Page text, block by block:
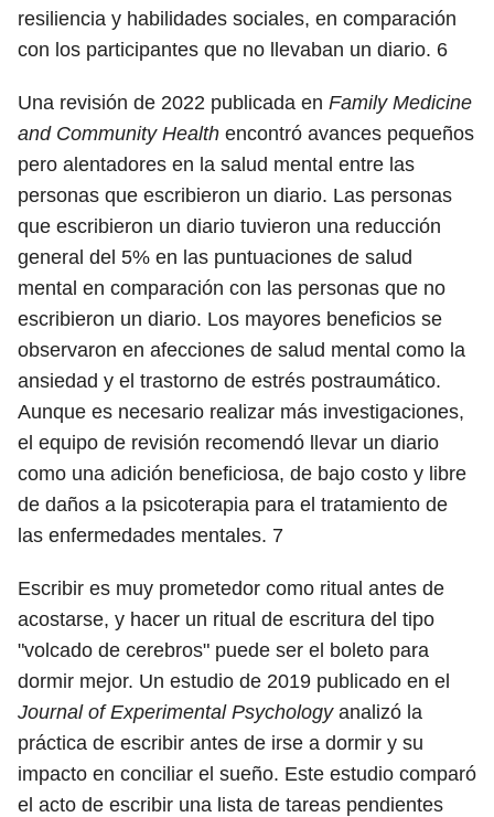
resiliencia y habilidades sociales, en comparación
con los participantes que no llevaban un diario. 6
Una revisión de 2022 publicada en Family Medicine
and Community Health encontró avances pequeños
pero alentadores en la salud mental entre las
personas que escribieron un diario. Las personas
que escribieron un diario tuvieron una reducción
general del 5% en las puntuaciones de salud
mental en comparación con las personas que no
escribieron un diario. Los mayores beneficios se
observaron en afecciones de salud mental como la
ansiedad y el trastorno de estrés postraumático.
Aunque es necesario realizar más investigaciones,
el equipo de revisión recomendó llevar un diario
como una adición beneficiosa, de bajo costo y libre
de daños a la psicoterapia para el tratamiento de
las enfermedades mentales. 7
Escribir es muy prometedor como ritual antes de
acostarse, y hacer un ritual de escritura del tipo
"volcado de cerebros" puede ser el boleto para
dormir mejor. Un estudio de 2019 publicado en el
Journal of Experimental Psychologyanalizó la
práctica de escribir antes de irse a dormir y su
impacto en conciliar el sueño. Este estudio comparó
el acto de escribir una lista de tareas pendientes